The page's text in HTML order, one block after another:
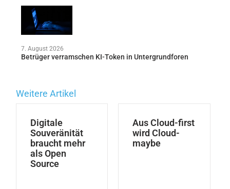
7. August 2026
Betrüger verramschen KI-Token in Untergrundforen
Weitere Artikel
Digitale
Souveränität
braucht mehr
als Open
Source
Aus Cloud-first
wird Cloud-
maybe